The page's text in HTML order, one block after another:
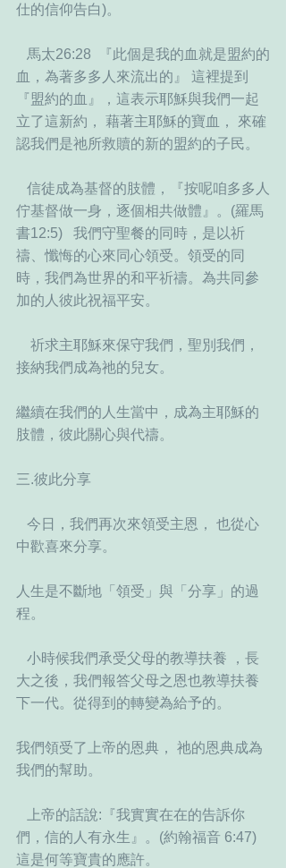
仕的信仰告白)。
血，為著多多人來流出的』 這裡提到
『盟約的血』，這表示耶穌與我們一起
立了這新約， 藉著主耶穌的寶血， 來確
認我們是祂所救贖的新的盟約的子民。
佇基督做一身，逐個相共做體』。(羅馬
書12:5)   我們守聖餐的同時，是以祈
禱、懺悔的心來同心領受。領受的同
時，我們為世界的和平祈禱。為共同參
加的人彼此祝福平安。
接納我們成為祂的兒女。
繼續在我們的人生當中，成為主耶穌的
肢體，彼此關心與代禱。
三.彼此分享
中歡喜來分享。
人生是不斷地「領受」與「分享」的過
程。
大之後，我們報答父母之恩也教導扶養
下一代。從得到的轉變為給予的。
我們領受了上帝的恩典， 祂的恩典成為
我們的幫助。
們，信的人有永生』。(約翰福音 6:47)
這是何等寶貴的應許。